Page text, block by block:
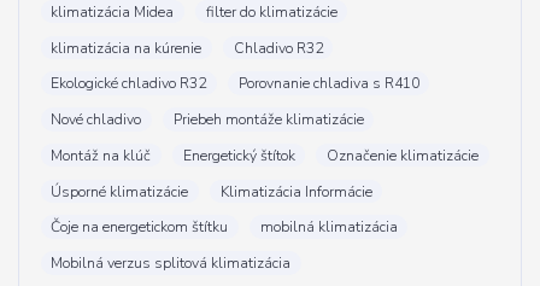
klimatizácia Midea
filter do klimatizácie
klimatizácia na kúrenie
Chladivo R32
Ekologické chladivo R32
Porovnanie chladiva s R410
Nové chladivo
Priebeh montáže klimatizácie
Montáž na klúč
Energetický štítok
Označenie klimatizácie
Úsporné klimatizácie
Klimatizácia Informácie
Čoje na energetickom štítku
mobilná klimatizácia
Mobilná verzus splitová klimatizácia